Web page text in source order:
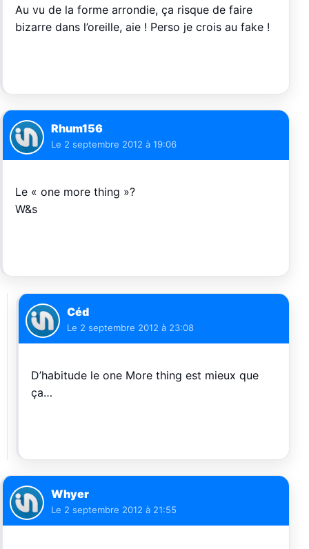
Au vu de la forme arrondie, ça risque de faire
bizarre dans l’oreille, aie ! Perso je crois au fake !
Rhum156
Le 2 septembre 2012 à 19:06
Le « one more thing »?
W&s
Céd
Le 2 septembre 2012 à 23:08
D’habitude le one More thing est mieux que
ça…
Whyer
Le 2 septembre 2012 à 21:55